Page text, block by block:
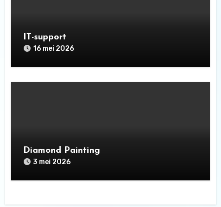
IT-support
16 mei 2026
Diamond Painting
3 mei 2026